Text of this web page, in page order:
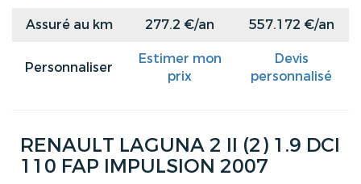
Assuré au km 277.2 €/an 557.172 €/an
Personnaliser
Estimer mon
prix
Devis
personnalisé
RENAULT LAGUNA 2 II (2) 1.9 DCI
110 FAP IMPULSION 2007